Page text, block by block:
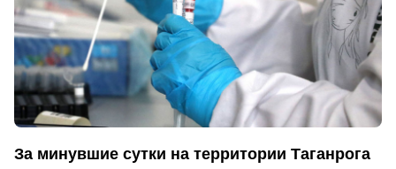
За минувшие сутки на территории Таганрога